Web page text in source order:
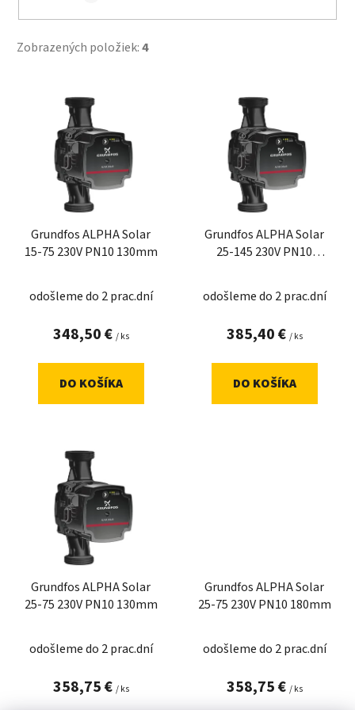
Zobrazených položiek:4
Grundfos ALPHA Solar
15-75 230V PN10 130mm
odošleme do 2 prac.dní
348,50 € / ks
DO KOŠÍKA
Grundfos ALPHA Solar
25-145 230V PN10
odošleme do 2 prac.dní
385,40 € / ks
DO KOŠÍKA
Grundfos ALPHA Solar
25-75 230V PN10 130mm
odošleme do 2 prac.dní
358,75 € / ks
Grundfos ALPHA Solar
25-75 230V PN10 180mm
odošleme do 2 prac.dní
358,75 € / ks